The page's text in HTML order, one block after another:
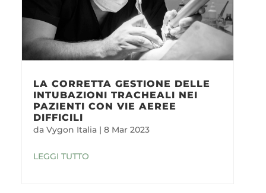
LA CORRETTA GESTIONE DELLE
INTUBAZIONI TRACHEALI NEI
PAZIENTI CON VIE AEREE
DIFFICILI
da Vygon Italia | 8 Mar 2023
LEGGI TUTTO